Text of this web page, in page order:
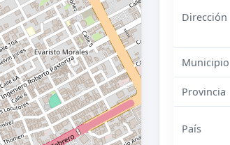
Dirección
Municipio
Provincia
País